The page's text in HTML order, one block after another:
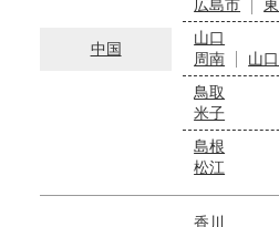
中国
広島市
山口
周南
山
鳥取
米子
島根
松江
香川